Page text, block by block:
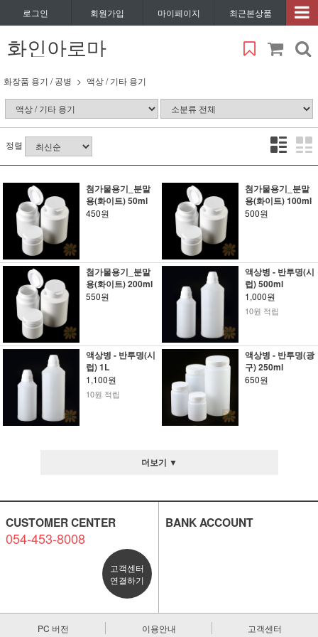
로그인 회원가입 마이페이지 최근본상품
화인아로마
화장품 용기 / 공병 액상 / 기타 용기
정렬
첨가물용기_분말
용(화이트) 50ml
450원
첨가물용기_분말
용(화이트) 100ml
500원
첨가물용기_분말
용(화이트) 200ml
550원
액상병 - 반투명(시
럽) 500ml
1,000원
10원 적립
액상병 - 반투명(시
럽) 1L
1,100원
10원 적립
액상병 - 반투명(광
구) 250ml
650원
더보기 ▼
CUSTOMER CENTER
054-453-8008
고객센터
연결하기
BANK ACCOUNT
PC 버전 이용안내 고객센터